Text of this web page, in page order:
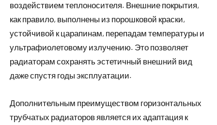
воздействием теплоносителя. Внешние покрытия,
как правило, выполнены из порошковой краски,
устойчивой к царапинам, перепадам температуры и
ультрафиолетовому излучению. Это позволяет
радиаторам сохранять эстетичный внешний вид
даже спустя годы эксплуатации.
Дополнительным преимуществом горизонтальных
трубчатых радиаторов является их адаптация к